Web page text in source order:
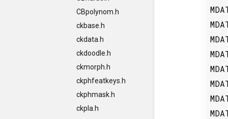
CBpolynom.h
ckbase.h
ckdata.h
ckdoodle.h
ckmorph.h
ckphfeatkeys.h
ckphmask.h
ckpla.h